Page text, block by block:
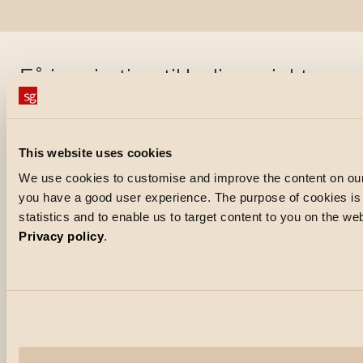
This website uses cookies
We use cookies to customise and improve the content on
you have a good user experience. The purpose of cookies
statistics and to enable us to target content to you on the
Privacy policy.
Få inspiration til boligprojekter